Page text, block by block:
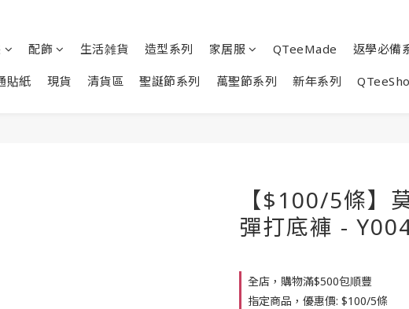
配飾 生活雑貨 造型系列 家居服 QTeeMade 返學必備
貼紙 現貨 清貨區 聖誕節系列 萬聖節系列 新年系列
【$100/5條】
彈打底褲 -
全店，購物滿$500包順豐
指定商品，優惠價: $100/5條